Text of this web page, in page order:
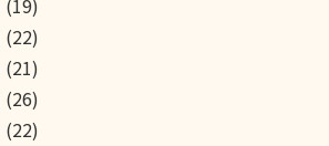
(19)
(22)
(21)
(26)
(22)